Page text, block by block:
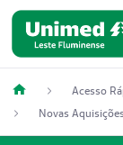
Acesso
Novas Aquisições